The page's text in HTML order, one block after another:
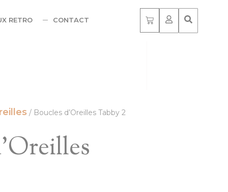
RETRO CONTACT
/ Boucles d’Oreilles Tabby 2